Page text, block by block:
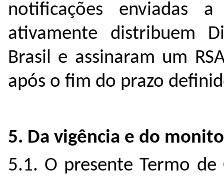
notificações enviadas
ativamente distribuem
Brasil e assinaram um
após o fim do prazo
5. Da vigência e do
5.1. O presente Termo